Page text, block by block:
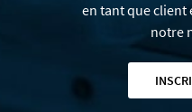
en tant que client
notre